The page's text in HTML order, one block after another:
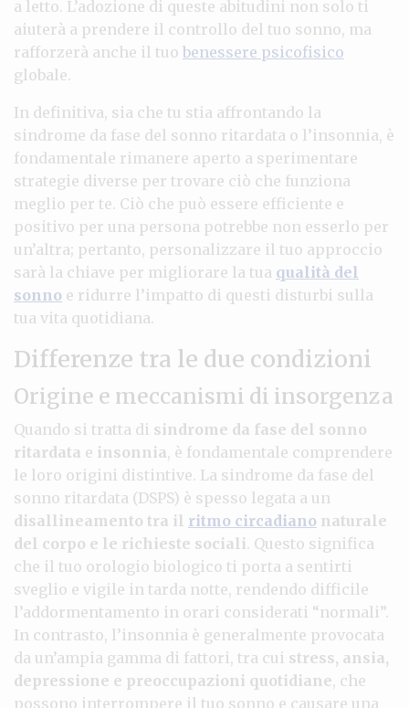
a letto. L’adozione di queste abitudini non solo ti
aiuterà a prendere il controllo del tuo sonno, ma
rafforzerà anche il tuo benessere psicofisico
globale.
In definitiva, sia che tu stia affrontando la
sindrome da fase del sonno ritardata o l’insonnia, è
fondamentale rimanere aperto a sperimentare
strategie diverse per trovare ciò che funziona
meglio per te. Ciò che può essere efficiente e
positivo per una persona potrebbe non esserlo per
un’altra; pertanto, personalizzare il tuo approccio
sarà la chiave per migliorare la tua qualità del
sonno e ridurre l’impatto di questi disturbi sulla
tua vita quotidiana.
Differenze tra le due condizioni
Origine e meccanismi di insorgenza
Quando si tratta di sindrome da fase del sonno
ritardata e insonnia, è fondamentale comprendere
le loro origini distintive. La sindrome da fase del
sonno ritardata (DSPS) è spesso legata a un
disallineamento tra il ritmo circadiano naturale
del corpo e le richieste sociali. Questo significa
che il tuo orologio biologico ti porta a sentirti
sveglio e vigile in tarda notte, rendendo difficile
l’addormentamento in orari considerati “normali”.
In contrasto, l’insonnia è generalmente provocata
da un’ampia gamma di fattori, tra cui stress, ansia,
depressione e preoccupazioni quotidiane, che
possono interrompere il tuo sonno e causare una